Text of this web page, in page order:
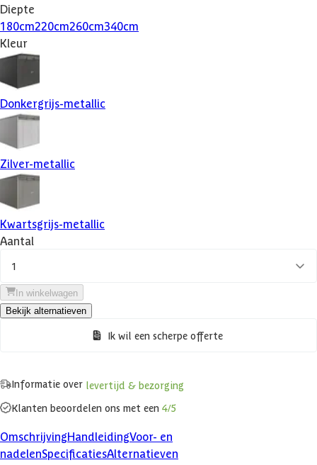
Diepte
180cm220cm260cm340cm
Kleur
Donkergrijs-metallic
Zilver-metallic
Kwartsgrijs-metallic
Aantal
1
In winkelwagen
Bekijk alternatieven
Ik wil een scherpe offerte
Informatie over levertijd & bezorging
Klanten beoordelen ons met een 4/5
OmschrijvingHandleidingVoor- en
nadelenSpecificatiesAlternatieven